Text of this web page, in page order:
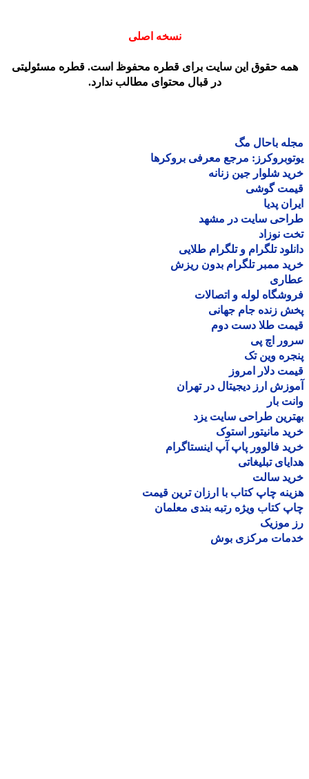
نسخه اصلی
حقوق این سایت برای قطره محفوظ است. قطره مسئولیتی
در قبال محتوای مطالب ندارد.
باحال مگ
مرجع معرفی بروکرها
شلوار جین زنانه
گوشی
پدیا
سایت در مشهد
نوزاد
تلگرام و تلگرام طلایی
ممبر تلگرام بدون ریزش
لوله و اتصالات
زنده جام جهانی
طلا دست دوم
اچ پی
وین تک
دلار امروز
ارز دیجیتال در تهران
بار
طراحی سایت یزد
مانیتور استوک
فالوور پاپ آپ اینستاگرام
تبلیغاتی
سالت
چاپ کتاب با ارزان ترین قیمت
کتاب ویژه رتبه بندی معلمان
موزیک
مرکزی بوش